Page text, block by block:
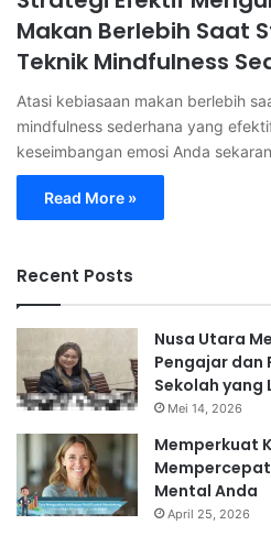
Makan Berlebih Saat
Teknik Mindfulness
Atasi kebiasaan makan berlebih
mindfulness sederhana yang
keseimbangan emosi Anda
Read More »
Recent Posts
Nusa Utara
Pengajar dan
Sekolah yang
Mei 14, 2026
Memperkuat
Mental Anda
April 25, 2026